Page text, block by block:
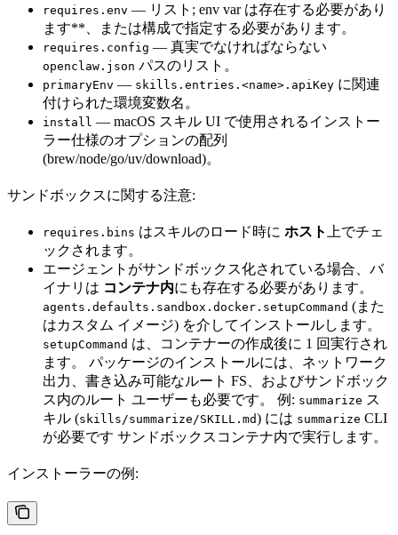
requires.env — リスト; env var は存在する必要があり
ます**、または構成で指定する必要があります。
requires.config — 真実でなければならない
openclaw.json パスのリスト。
primaryEnv — skills.entries.<name>.apiKey に関連
付けられた環境変数名。
install — macOS スキル UI で使用されるインストー
ラー仕様のオプションの配列
(brew/node/go/uv/download)。
サンドボックスに関する注意:
requires.bins はスキルのロード時に ホスト
上でチェ
ックされます。
エージェントがサンドボックス化されている場合、バ
イナリは コンテナ内にも存在する必要があります。
agents.defaults.sandbox.docker.setupCommand (また
はカスタム イメージ) を介してインストールします。
setupCommand は、コンテナーの作成後に 1 回実行され
ます。 パッケージのインストールには、ネットワーク
出力、書き込み可能なルート FS、およびサンドボック
ス内のルート ユーザーも必要です。 例: summarize ス
キル (skills/summarize/SKILL.md) には summarize CLI
が必要です サンドボックスコンテナ内で実行します。
インストーラーの例: